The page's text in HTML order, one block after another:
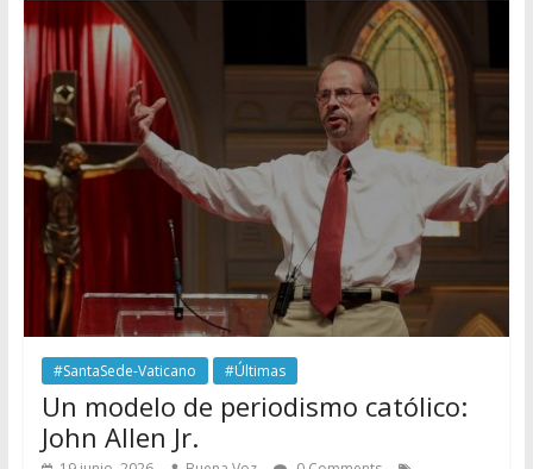
#SantaSede-Vaticano #Últimas
Un modelo de periodismo católico:
John Allen Jr.